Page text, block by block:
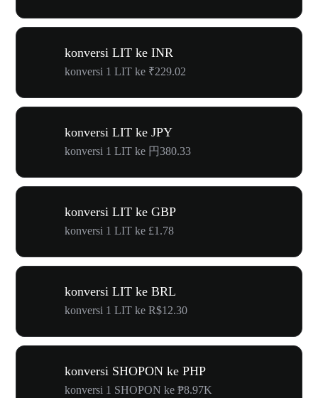
konversi LIT ke INR
konversi 1 LIT ke ₹229.02
konversi LIT ke JPY
konversi 1 LIT ke 円380.33
konversi LIT ke GBP
konversi 1 LIT ke £1.78
konversi LIT ke BRL
konversi 1 LIT ke R$12.30
konversi SHOPON ke PHP
konversi 1 SHOPON ke ₱8.97K